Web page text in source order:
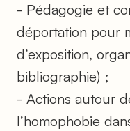
- Pédagogie et
déportation pour
d’exposition,
bibliographie) ;
- Actions autour
l’homophobie